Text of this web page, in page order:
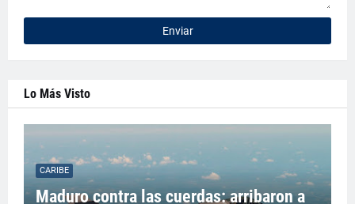
Lo Más Visto
CARIBE
Maduro contra las cuerdas: arribaron a